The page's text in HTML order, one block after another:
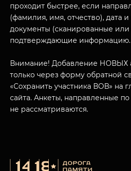
О НАС
проходит быстрее, если
(фамилия, имя, отчество), дата
документы (сканированные
подтверждающие информацию.
Внимание! Добавление НОВЫХ
только через форму обратной
«Сохранить участника ВОВ» на
сайта. Анкеты, направленные
не рассматриваются.